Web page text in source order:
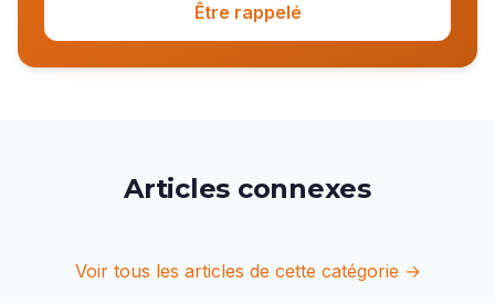
Être rappelé
Articles connexes
Voir tous les articles de cette catégorie →